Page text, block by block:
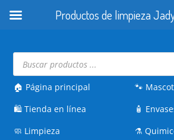
Búsqueda
productos
🏠 Página principal
🛍️Tienda en línea
🧼 Limpieza
🐾
🧴
⚗️
Productos de limpieza